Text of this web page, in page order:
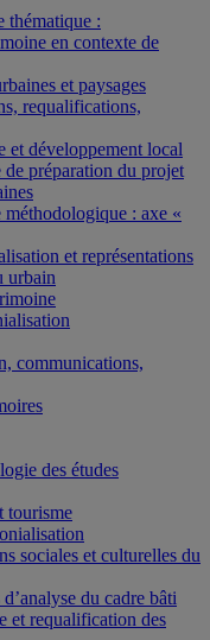
thématique :
en contexte de
et paysages
requalifications,
et développement local
préparation du projet
: axe «
et représentations
urbain
communications,
des études
tourisme
sociales et culturelles du
du cadre bâti
et requalification des